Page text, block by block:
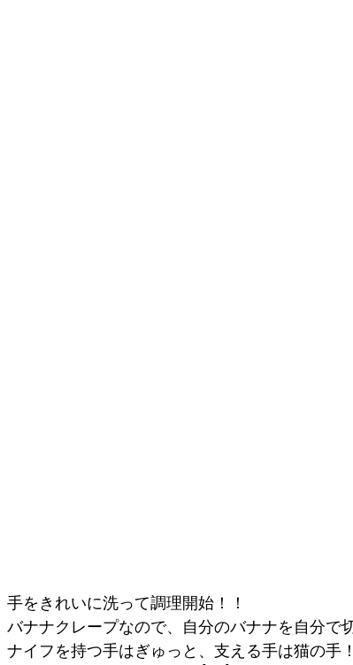
手をきれいに洗って調理開始！！
バナナクレープなので、自分のバナナを自分で
ナイフを持つ手はぎゅっと、支える手は猫の手